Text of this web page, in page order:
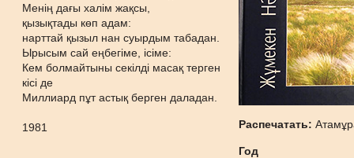
Менің дағы халім жақсы,
қызықтады көп адам:
нарттай қызыл нан суырдым табадан.
Ырысым сай еңбегіме, ісіме:
Кем болмайтыны секілді масақ терген
кісі де
Миллиард пұт астық берген даладан.
1981 Распечатать:
Год